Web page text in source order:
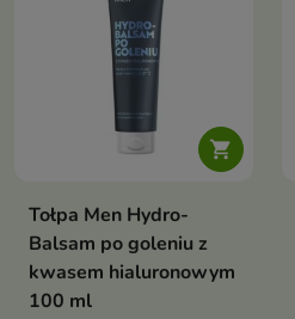

Tołpa Men Hydro-
Balsam po goleniu z
kwasem hialuronowym
100 ml